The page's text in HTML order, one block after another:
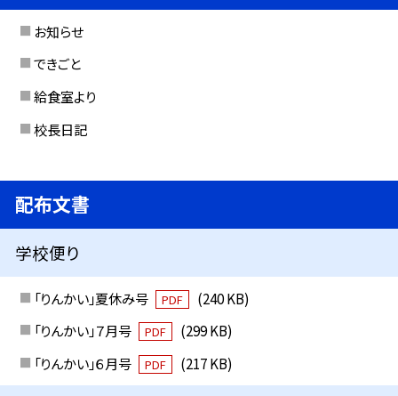
お知らせ
できごと
給食室より
校長日記
配布文書
学校便り
「りんかい」夏休み号 PDF
(240 KB)
「りんかい」７月号
PDF
(299 KB)
「りんかい」６月号
PDF (217 KB)